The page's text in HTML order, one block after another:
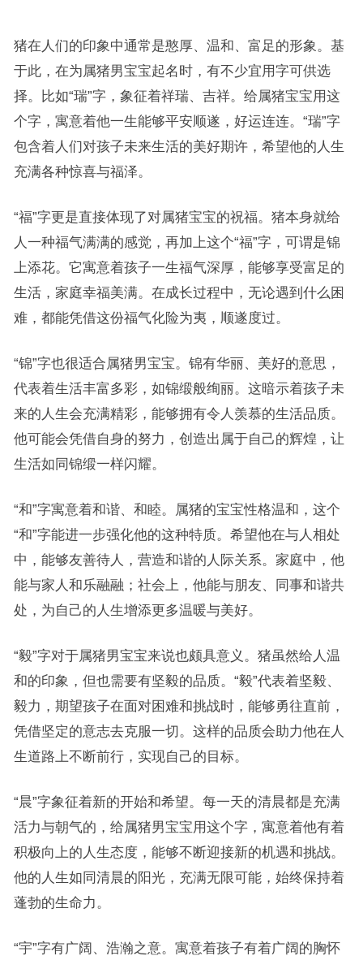
猪在人们的印象中通常是憨厚、温和、富足的形象。基
于此，在为属猪男宝宝起名时，有不少宜用字可供选
择。比如“瑞”字，象征着祥瑞、吉祥。给属猪宝宝用这
个字，寓意着他一生能够平安顺遂，好运连连。“瑞”字
包含着人们对孩子未来生活的美好期许，希望他的人生
充满各种惊喜与福泽。
“福”字更是直接体现了对属猪宝宝的祝福。猪本身就给
人一种福气满满的感觉，再加上这个“福”字，可谓是锦
上添花。它寓意着孩子一生福气深厚，能够享受富足的
生活，家庭幸福美满。在成长过程中，无论遇到什么困
难，都能凭借这份福气化险为夷，顺遂度过。
“锦”字也很适合属猪男宝宝。锦有华丽、美好的意思，
代表着生活丰富多彩，如锦缎般绚丽。这暗示着孩子未
来的人生会充满精彩，能够拥有令人羡慕的生活品质。
他可能会凭借自身的努力，创造出属于自己的辉煌，让
生活如同锦缎一样闪耀。
“和”字寓意着和谐、和睦。属猪的宝宝性格温和，这个
“和”字能进一步强化他的这种特质。希望他在与人相处
中，能够友善待人，营造和谐的人际关系。家庭中，他
能与家人和乐融融；社会上，他能与朋友、同事和谐共
处，为自己的人生增添更多温暖与美好。
“毅”字对于属猪男宝宝来说也颇具意义。猪虽然给人温
和的印象，但也需要有坚毅的品质。“毅”代表着坚毅、
毅力，期望孩子在面对困难和挑战时，能够勇往直前，
凭借坚定的意志去克服一切。这样的品质会助力他在人
生道路上不断前行，实现自己的目标。
“晨”字象征着新的开始和希望。每一天的清晨都是充满
活力与朝气的，给属猪男宝宝用这个字，寓意着他有着
积极向上的人生态度，能够不断迎接新的机遇和挑战。
他的人生如同清晨的阳光，充满无限可能，始终保持着
蓬勃的生命力。
“宇”字有广阔、浩瀚之意。寓意着孩子有着广阔的胸怀